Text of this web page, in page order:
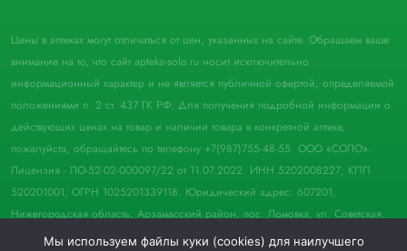
Цены в аптеках могут отличаться от цен, указанных на сайте. Обращаем ваше
внимание на то, что сайт apteka-solo.ru носит исключительно
информационный характер и не является публичной офертой, определяемой
положениями п. 2 ст. 437 ГК РФ. Для получения подробной информации о
действующих ценах на товар и наличии товара в конкретной аптеке,
пожалуйста, обращайтесь по телефону +7(987)755-48-55. ООО «СОЛО».
Лицензия - ЛО-52-02-000097/22 от 11.07.2022. ИНН 5202008227; КПП
520201001; ОГРН 1025201339118. Юридический адрес: 607201,
Нижегородская область, Арзамасский район, пос. Ломовка, ул. Советская,
д. 33, пом. 21.
Мы используем файлы куки (cookies) для наилучшего